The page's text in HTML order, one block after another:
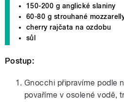
150-200 g anglické slaniny
60-80 g strouhané
cherry rajčata na ozdobu
sůl
Postup:
Gnocchi připravíme podle
povaříme v osolené vodě,